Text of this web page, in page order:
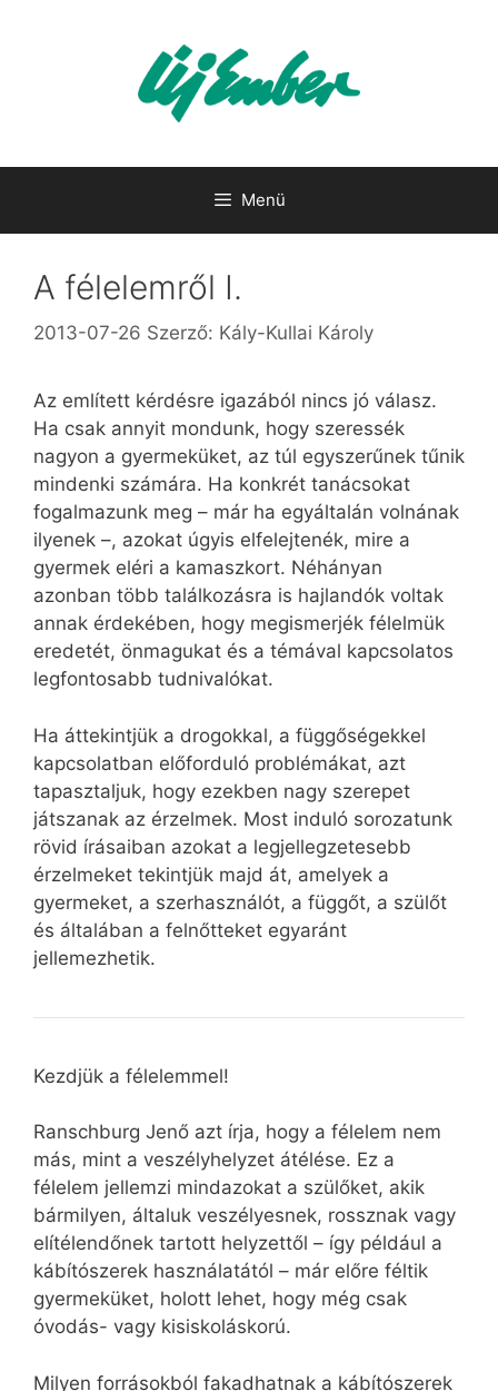
Menü
A félelemről I.
2013-07-26 Szerző: Kály-Kullai Károly
Az említett kérdésre igazából nincs jó válasz.
Ha csak annyit mondunk, hogy szeressék
nagyon a gyermeküket, az túl egyszerűnek tűnik
mindenki számára. Ha konkrét tanácsokat
fogalmazunk meg – már ha egyáltalán volnának
ilyenek –, azokat úgyis elfelejtenék, mire a
gyermek eléri a kamaszkort. Néhányan
azonban több találkozásra is hajlandók voltak
annak érdekében, hogy megismerjék félelmük
eredetét, önmagukat és a témával kapcsolatos
legfontosabb tudnivalókat.
Ha áttekintjük a drogokkal, a függőségekkel
kapcsolatban előforduló problémákat, azt
tapasztaljuk, hogy ezekben nagy szerepet
játszanak az érzelmek. Most induló sorozatunk
rövid írásaiban azokat a legjellegzetesebb
érzelmeket tekintjük majd át, amelyek a
gyermeket, a szerhasználót, a függőt, a szülőt
és általában a felnőtteket egyaránt
jellemezhetik.
Kezdjük a félelemmel!
Ranschburg Jenő azt írja, hogy a félelem nem
más, mint a veszélyhelyzet átélése. Ez a
félelem jellemzi mindazokat a szülőket, akik
bármilyen, általuk veszélyesnek, rossznak vagy
elítélendőnek tartott helyzettől – így például a
kábítószerek használatától – már előre féltik
gyermeküket, holott lehet, hogy még csak
óvodás- vagy kisiskoláskorú.
Milyen forrásokból fakadhatnak a kábítószerek